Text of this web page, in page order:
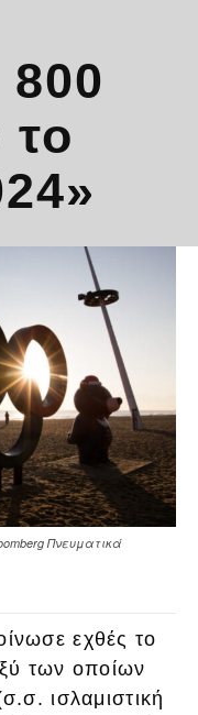
Πνευματικά
εχθές το
των οποίων
ισλαμιστική